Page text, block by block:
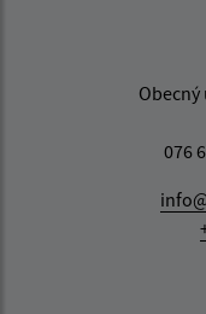
076